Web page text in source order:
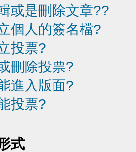
或是刪除文章??
個人的簽名檔?
投票?
刪除投票?
進入版面?
投票?
式